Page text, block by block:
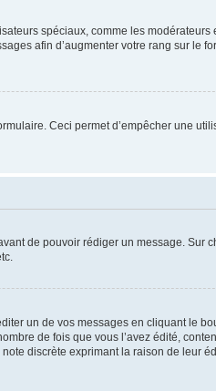
spéciaux, comme les
afin d’augmenter votre rang sur le
Ceci permet d’empêcher une
de pouvoir rédiger un message. Sur
un de vos messages en cliquant le
de fois que vous l’avez édité,
discrète exprimant la raison de leur